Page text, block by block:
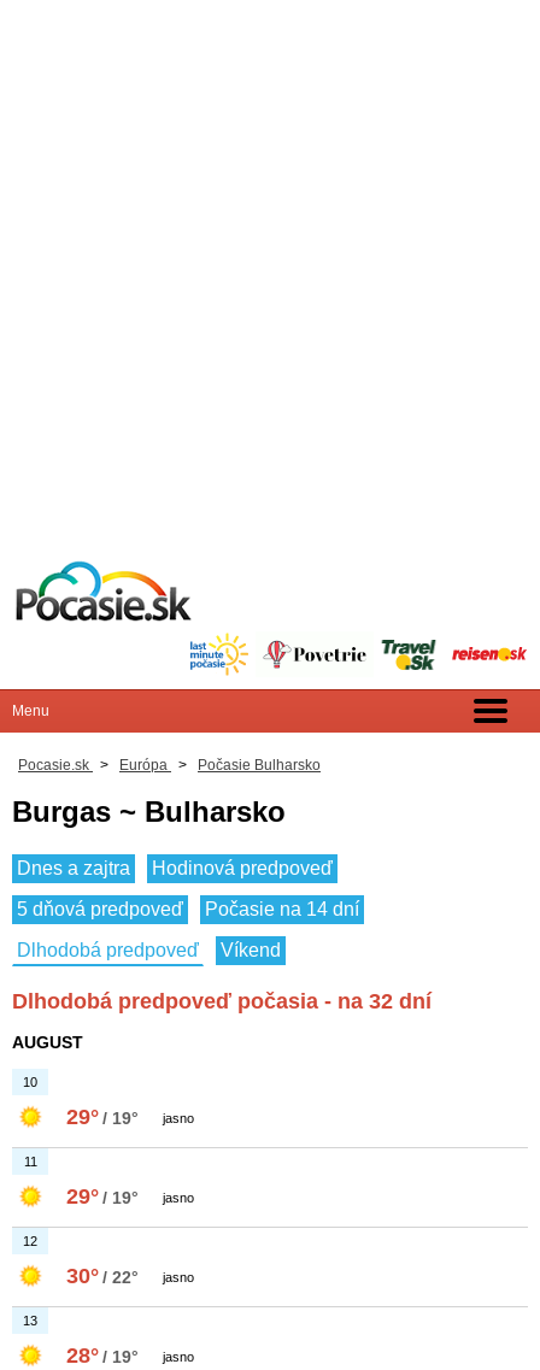
Pocasie.sk > Európa > Počasie Bulharsko
Burgas ~ Bulharsko
Dnes a zajtra
Hodinová predpoveď
5 dňová predpoveď
Počasie na 14 dní
Dlhodobá predpoveď
Víkend
Dlhodobá predpoveď počasia - na 32 dní
AUGUST
10
29°/ 19° jasno
11
29°/ 19° jasno
12
30°/ 22° jasno
13
28°/ 19° jasno